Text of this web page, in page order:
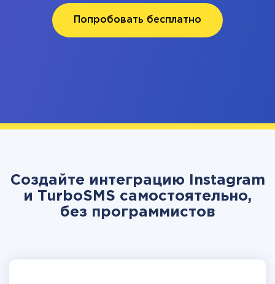
Попробовать бесплатно
Создайте интеграцию Instagram
и TurboSMS самостоятельно,
без программистов